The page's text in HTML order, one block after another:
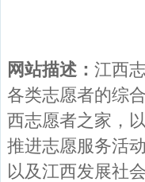
网站描述： 江西
各类志愿者的综
西志愿者之家，
推进志愿服务活
以及江西发展社